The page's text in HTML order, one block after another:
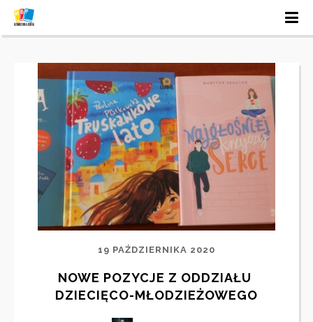
19 PAŹDZIERNIKA 2020
NOWE POZYCJE Z ODDZIAŁU
DZIECIĘCO-MŁODZIEŻOWEGO